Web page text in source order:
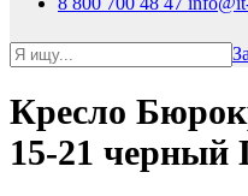
Кресло
15-21 черный